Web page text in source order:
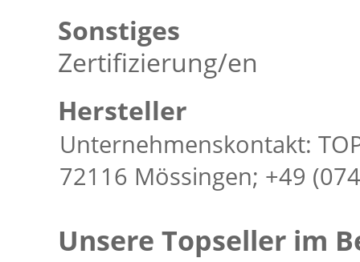
Sonstiges
Zertifizierung/en
Hersteller
Unternehmenskontakt:
72116 Mössingen; +49
Unsere Topseller im